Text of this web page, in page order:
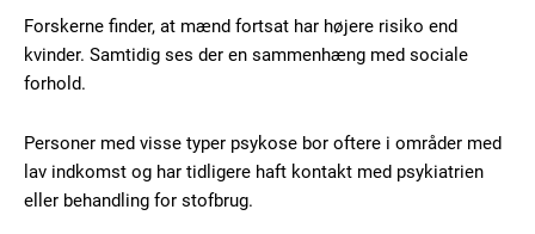
Forskerne finder, at mænd fortsat har højere risiko end
kvinder. Samtidig ses der en sammenhæng med sociale
forhold.
Personer med visse typer psykose bor oftere i områder med
lav indkomst og har tidligere haft kontakt med psykiatrien
eller behandling for stofbrug.